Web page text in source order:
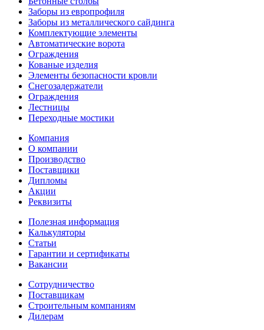
Заборы из европрофиля
Заборы из металлического сайдинга
Комплектующие элементы
Автоматические ворота
Ограждения
Кованые изделия
Элементы безопасности кровли
Снегозадержатели
Ограждения
Лестницы
Переходные мостики
Компания
О компании
Производство
Поставщики
Дипломы
Акции
Реквизиты
Полезная информация
Калькуляторы
Статьи
Гарантии и сертификаты
Вакансии
Сотрудничество
Поставщикам
Строительным компаниям
Дилерам